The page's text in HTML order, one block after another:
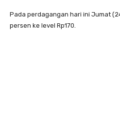
Pada perdagangan hari ini Jumat
persen ke level Rp170.